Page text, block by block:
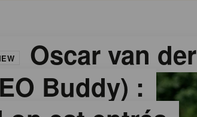
Oscar van der
Buddy) :